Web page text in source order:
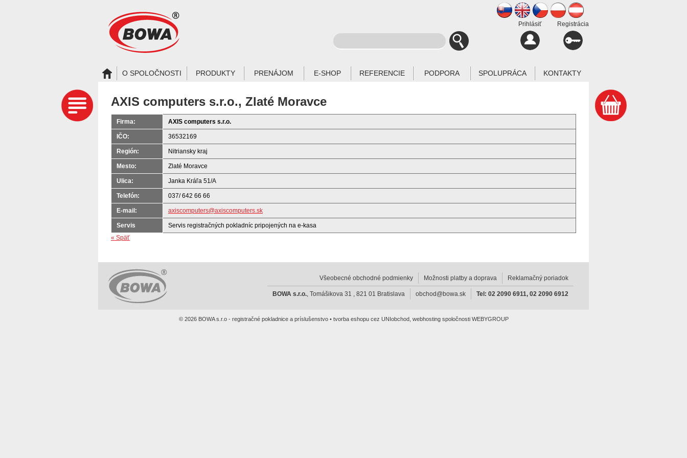
Prihlásiť Registrácia
AXIS computers s.r.o., Zlaté Moravce
Firma: AXIS computers s.r.o.
IČO: 36532169
Región: Nitriansky kraj
Mesto: Zlaté Moravce
Ulica: Janka Kráľa 51/A
Telefón: 037/ 642 66 66
E-mail: axiscomputers@axiscomputers.sk
Servis
Servis registračných pokladníc pripojených na e-kasa
« Späť
O SPOLOČNOSTI PRODUKTY PRENÁJOM E-SHOP REFERENCIE PODPORA SPOLUPRÁCA KONTAKTY
Všeobecné obchodné podmienky Možnosti platby a doprava Reklamačný poriadok
BOWA s.r.o., Tomášikova 31 , 821 01 Bratislava obchod@bowa.sk Tel: 02 2090 6911, 02 2090 6912
© 2026 BOWA s.r.o - registračné pokladnice a príslušenstvo • tvorba eshopu cez UNIobchod, webhostingspoločnosti WEBYGROUP